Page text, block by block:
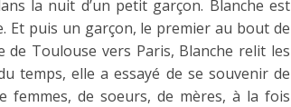
la nuit d’un petit garçon. Blanche est
Et puis un garçon, le premier au bout de
Toulouse vers Paris, Blanche relit les
temps, elle a essayé de se souvenir de
femmes, de soeurs, de mères, à la fois